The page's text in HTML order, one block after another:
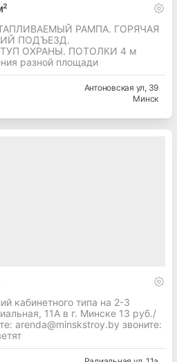
РАМПА. ГОРЯЧАЯ
ПОДЪЕЗД.
ОХРАНЫ. ПОТОЛКИ 4 м
разной площади
Антоновская ул, 39
Минск
кабинетного типа на 2-3
11А в г. Минске 13 руб./
arenda@minskstroy.by звоните: